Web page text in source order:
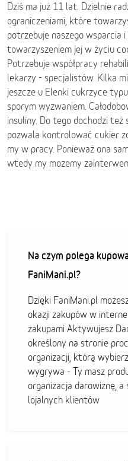
Dziś ma już 11 lat. Dzielnie
ograniczeniami, które
potrzebuje naszego wsparcia
towarzyszeniem jej w życiu
Potrzebuje współpracy
lekarzy - specjalistów. Kilka
jeszcze u Elenki cukrzyce
sporym wyzwaniem.
insuliny. Do tego dochodzi
pozwala kontrolować cukier
my w pracy. Ponieważ ona
wtedy my mozemy
Na czym polega
FaniMani.pl?
Dzięki FaniMani.pl
okazji zakupów w
zakupami Aktywujesz
określony na stronie
organizacji, którą
wygrywa - Ty masz
organizacja darowiznę,
lojalnych klientów